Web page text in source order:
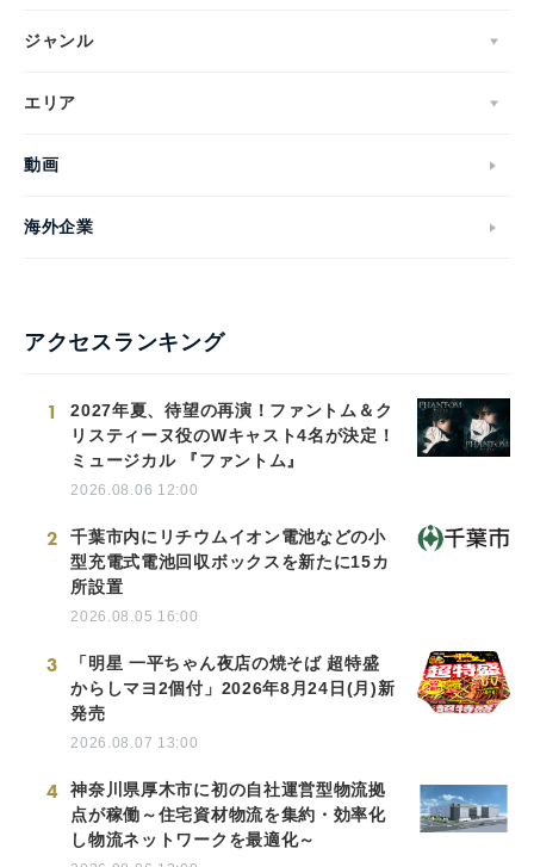
ジャンル
エリア
動画
海外企業
アクセスランキング
1
2027年夏、待望の再演！ファントム＆ク
リスティーヌ役のWキャスト4名が決定！
ミュージカル 『ファントム』
2026.08.06 12:00
2
千葉市内にリチウムイオン電池などの小
型充電式電池回収ボックスを新たに15カ
所設置
2026.08.05 16:00
3
「明星 一平ちゃん夜店の焼そば 超特盛
からしマヨ2個付」2026年8月24日(月)新
発売
2026.08.07 13:00
4
神奈川県厚木市に初の自社運営型物流拠
点が稼働～住宅資材物流を集約・効率化
し物流ネットワークを最適化～